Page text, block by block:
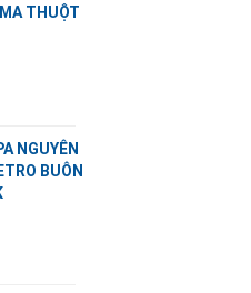
THUỘT
NGUYÊN
BUÔN